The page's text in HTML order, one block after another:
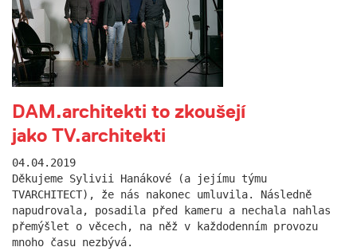
DAM.architekti to zkoušejí
jako TV.architekti
04.04.2019
Děkujeme Sylivii Hanákové (a jejímu týmu
TVARCHITECT), že nás nakonec umluvila. Následně
napudrovala, posadila před kameru a nechala nahlas
přemýšlet o věcech, na něž v každodenním provozu
mnoho času nezbývá.